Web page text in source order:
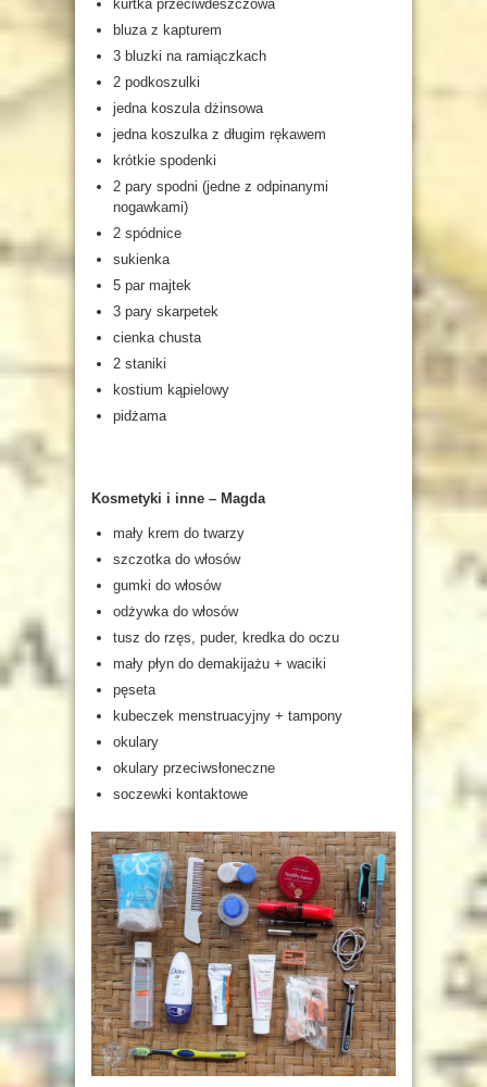
kurtka przeciwdeszczowa
bluza z kapturem
3 bluzki na ramiączkach
2 podkoszulki
jedna koszula dżinsowa
jedna koszulka z długim rękawem
krótkie spodenki
2 pary spodni (jedne z odpinanymi
nogawkami)
2 spódnice
sukienka
5 par majtek
3 pary skarpetek
cienka chusta
2 staniki
kostium kąpielowy
pidżama
Kosmetyki i inne – Magda
mały krem do twarzy
szczotka do włosów
gumki do włosów
odżywka do włosów
tusz do rzęs, puder, kredka do oczu
mały płyn do demakijażu + waciki
pęseta
kubeczek menstruacyjny + tampony
okulary
okulary przeciwsłoneczne
soczewki kontaktowe